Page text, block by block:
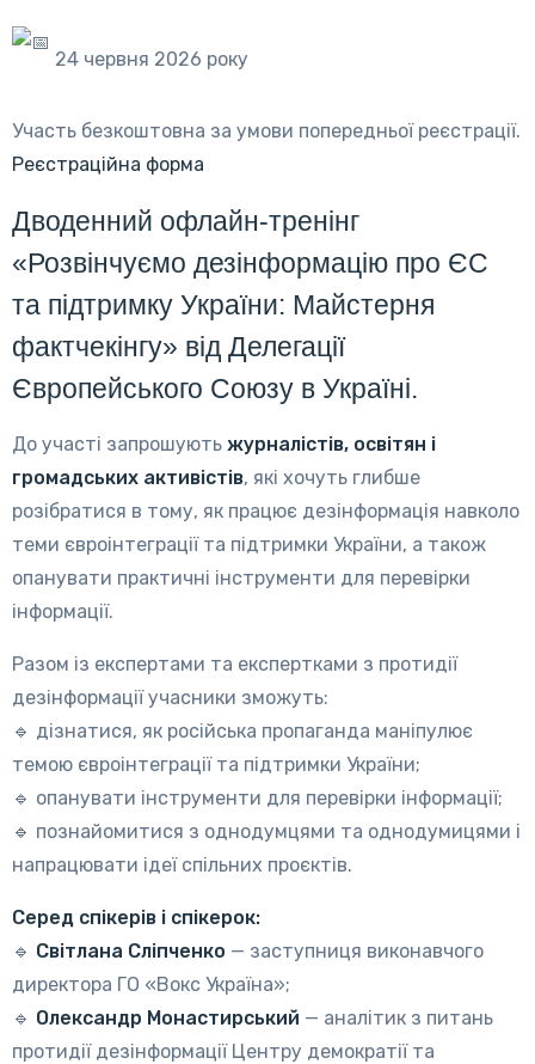
24 червня 2026 року
Участь безкоштовна за умови попередньої реєстрації.
Реєстраційна форма
Дводенний офлайн-тренінг
«Розвінчуємо дезінформацію про ЄС
та підтримку України: Майстерня
фактчекінгу» від Делегації
Європейського Союзу в Україні.
До участі запрошують журналістів, освітян і
громадських активістів, які хочуть глибше
розібратися в тому, як працює дезінформація навколо
теми євроінтеграції та підтримки України, а також
опанувати практичні інструменти для перевірки
інформації.
Разом із експертами та експертками з протидії
дезінформації учасники зможуть:
🔹 дізнатися, як російська пропаганда маніпулює
темою євроінтеграції та підтримки України;
🔹 опанувати інструменти для перевірки інформації;
🔹 познайомитися з однодумцями та однодумицями і
напрацювати ідеї спільних проєктів.
Серед спікерів і спікерок:
🔹 Світлана Сліпченко — заступниця виконавчого
директора ГО «Вокс Україна»;
🔹 Олександр Монастирський — аналітик з питань
протидії дезінформації Центру демократії та